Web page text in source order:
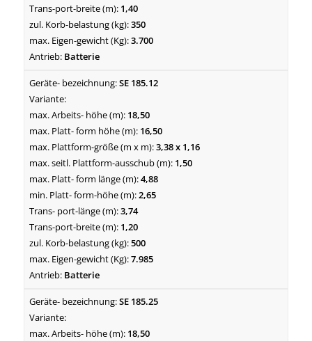
1,40
350
3.700
Batterie
SE 185.12
18,50
16,50
3,38 x 1,16
1,50
4,88
2,65
3,74
1,20
500
7.985
Batterie
SE 185.25
18,50